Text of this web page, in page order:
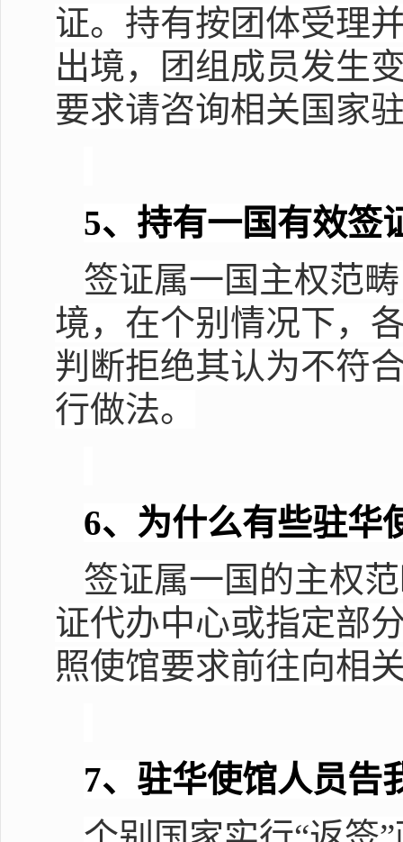
证。持有按团体受理
出境，团组成员发生
要求请咨询相关国家
5、持有一国有效签
签证属一国主权范
境，在个别情况下，
判断拒绝其认为不符
行做法。
6、为什么有些驻华
签证属一国的主权
证代办中心或指定部
照使馆要求前往向相
7、驻华使馆人员告